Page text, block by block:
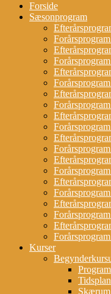
Forside
Sæsonprogram
Kurser
Program
Tidsplan